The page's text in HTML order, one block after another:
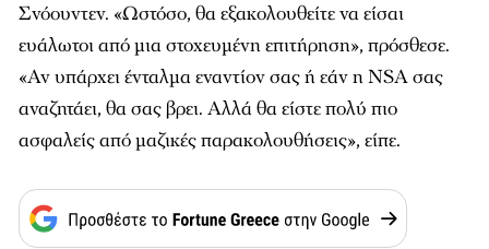
Σνόουντεν. «Ωστόσο, θα εξακολουθείτε να είσαι
ευάλωτοι από μια στοχευμένη επιτήρηση», πρόσθεσε.
«Αν υπάρχει ένταλμα εναντίον σας ή εάν η NSA σας
αναζητάει, θα σας βρει. Αλλά θα είστε πολύ πιο
ασφαλείς από μαζικές παρακολουθήσεις», είπε.